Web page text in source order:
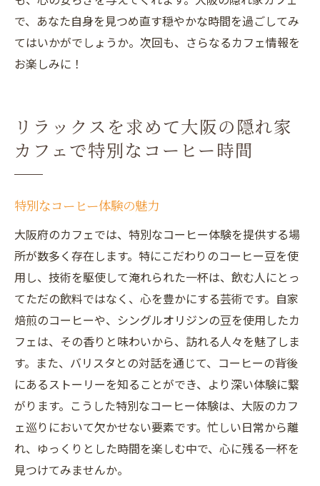
で、あなた自身を見つめ直す穏やかな時間を過ごしてみ
てはいかがでしょうか。次回も、さらなるカフェ情報を
お楽しみに！
リラックスを求めて大阪の隠れ家
カフェで特別なコーヒー時間
特別なコーヒー体験の魅力
大阪府のカフェでは、特別なコーヒー体験を提供する場
所が数多く存在します。特にこだわりのコーヒー豆を使
用し、技術を駆使して淹れられた一杯は、飲む人にとっ
てただの飲料ではなく、心を豊かにする芸術です。自家
焙煎のコーヒーや、シングルオリジンの豆を使用したカ
フェは、その香りと味わいから、訪れる人々を魅了しま
す。また、バリスタとの対話を通じて、コーヒーの背後
にあるストーリーを知ることができ、より深い体験に繋
がります。こうした特別なコーヒー体験は、大阪のカフ
ェ巡りにおいて欠かせない要素です。忙しい日常から離
れ、ゆっくりとした時間を楽しむ中で、心に残る一杯を
見つけてみませんか。